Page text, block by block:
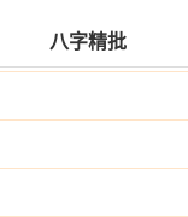
八字精批